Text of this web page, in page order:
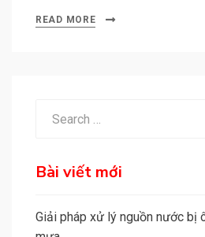
READ MORE
Bài viết mới
Giải pháp xử lý nguồn nước bị